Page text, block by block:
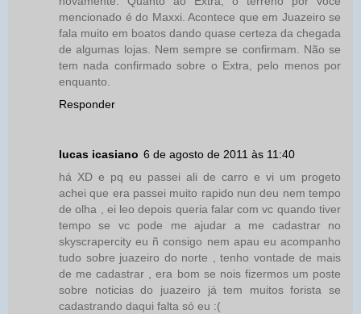
mencionado é do Maxxi. Acontece que em Juazeiro se
fala muito em boatos dando quase certeza da chegada
de algumas lojas. Nem sempre se confirmam. Não se
tem nada confirmado sobre o Extra, pelo menos por
enquanto.
Responder
lucas icasiano 6 de agosto de 2011 às 11:40
há XD e pq eu passei ali de carro e vi um progeto
achei que era passei muito rapido nun deu nem tempo
de olha , ei leo depois queria falar com vc quando tiver
tempo se vc pode me ajudar a me cadastrar no
skyscrapercity eu ñ consigo nem apau eu acompanho
tudo sobre juazeiro do norte , tenho vontade de mais
de me cadastrar , era bom se nois fizermos um poste
sobre noticias do juazeiro já tem muitos forista se
cadastrando daqui falta só eu :(